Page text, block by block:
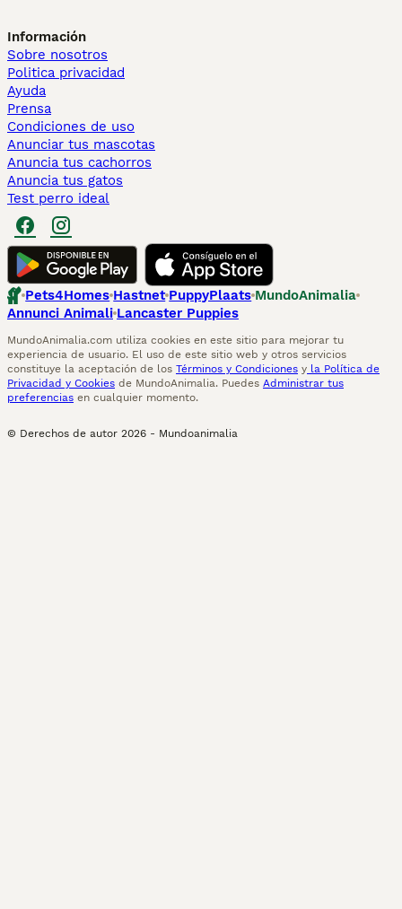
Información
Sobre nosotros
Politica privacidad
Ayuda
Prensa
Condiciones de uso
Anunciar tus mascotas
Anuncia tus cachorros
Anuncia tus gatos
Test perro ideal
Pets4Homes Hastnet PuppyPlaats MundoAnimalia
Annunci Animali Lancaster Puppies
MundoAnimalia.com utiliza cookies en este sitio para mejorar tu
experiencia de usuario. El uso de este sitio web y otros servicios
constituye la aceptación de los Términos y Condiciones y la Política de
Privacidad y Cookies de MundoAnimalia. Puedes Administrar tus
preferencias en cualquier momento.
© Derechos de autor 2026 - Mundoanimalia